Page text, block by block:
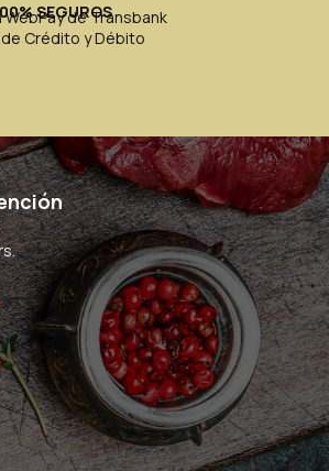
SEGUROS
WebPay de Transbank
Crédito y Débito